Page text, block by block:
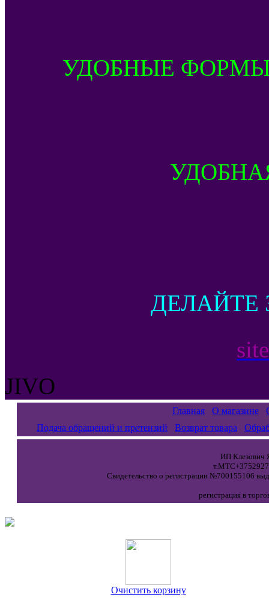
УДОБНЫЕ
ДЕЛАЙТЕ
JIVO
Главная О магазине
Подача обращений и претензий
Возврат товара
ИП Клезович
Свидетельство о регистрации №700155106
регистрация в
Очистить корзину